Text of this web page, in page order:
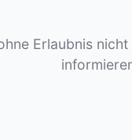
Erlaubnis